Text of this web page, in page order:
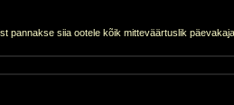
pannakse siia ootele kõik mitteväärtuslik